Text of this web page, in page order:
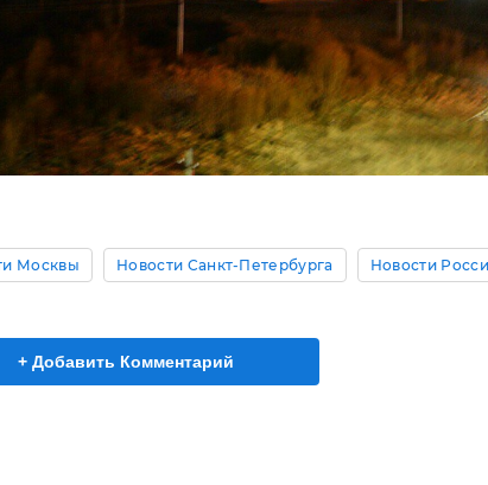
Москвы Новости Санкт-Петербурга Новости
+ Добавить Комментарий